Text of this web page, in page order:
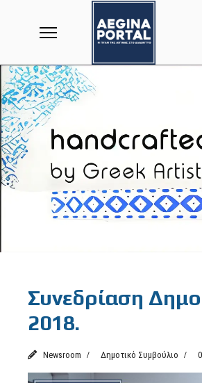
Συνεδρίαση
2018.
Newsroom Δημοτικό Συμβούλιο